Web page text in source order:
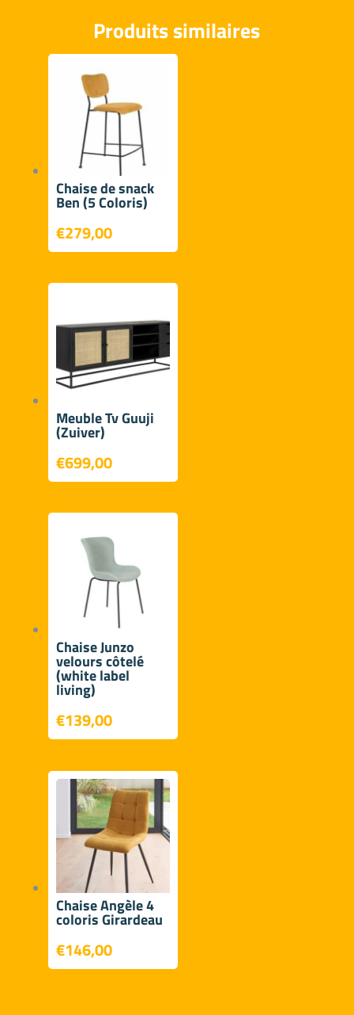
Produits similaires
Chaise de snack
Ben (5 Coloris)
€279,00
Meuble Tv Guuji
(Zuiver)
€699,00
Chaise Junzo
velours côtelé
(white label
living)
€139,00
Chaise Angèle 4
coloris Girardeau
€146,00